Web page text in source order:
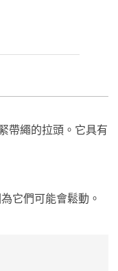
帶繩的拉頭。它具有
它們可能會鬆動。